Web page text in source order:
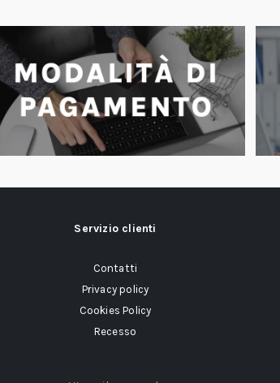
Servizio clienti
Contatti
Privacy policy
Cookies Policy
Recesso